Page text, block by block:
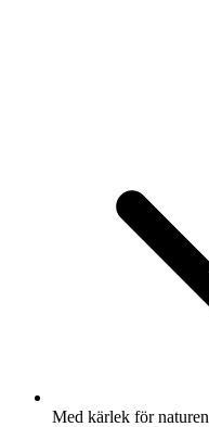
Med kärlek för naturen